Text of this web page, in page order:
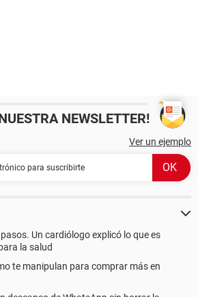
NEWSLETTER!
Ver un ejemplo
Un cardiólogo explicó lo que es
la salud
te manipulan para comprar más en